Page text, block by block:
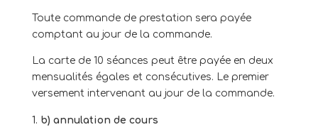
Toute commande de prestation sera payée
comptant au jour de la commande.
La carte de 10 séances peut être payée en deux
mensualités égales et consécutives. Le premier
versement intervenant au jour de la commande.
b) annulation de cours